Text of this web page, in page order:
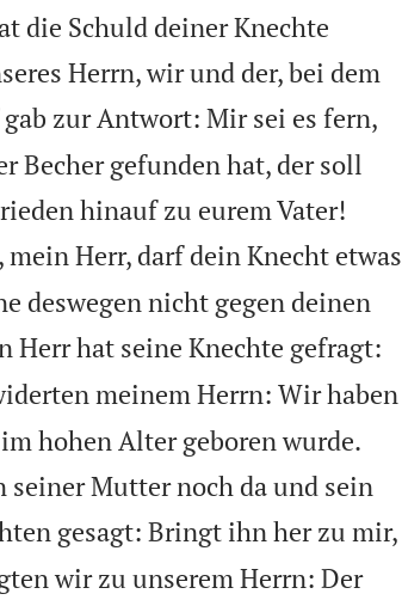
die Schuld deiner Knechte
Herrn, wir und der, bei dem
gab zur Antwort: Mir sei es fern,
Becher gefunden hat, der soll
hinauf zu eurem Vater!
Herr, darf dein Knecht etwas
deswegen nicht gegen deinen
Herr hat seine Knechte gefragt:
meinem Herrn: Wir haben
hohen Alter geboren wurde.
Mutter noch da und sein
gesagt: Bringt ihn her zu mir,
wir zu unserem Herrn: Der